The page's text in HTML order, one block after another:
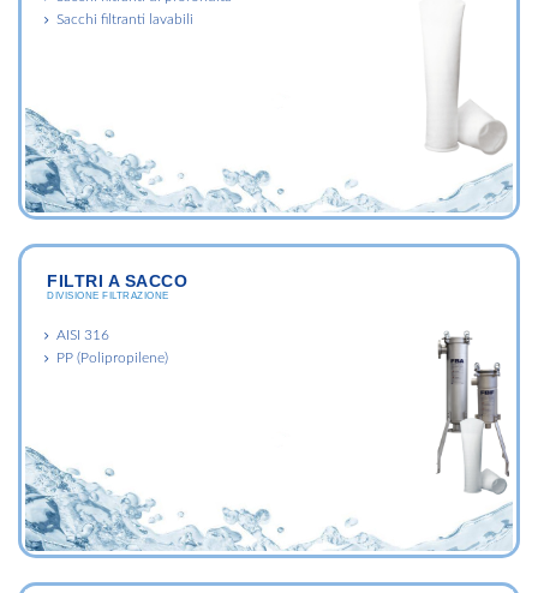
Sacchi filtranti lavabili
FILTRI A SACCO
DIVISIONE FILTRAZIONE
AISI 316
PP (Polipropilene)